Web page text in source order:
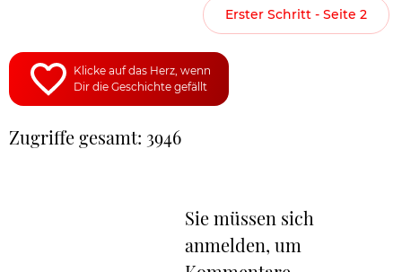
Erster Schritt - Seite 2
Klicke auf das Herz, wenn
Dir die Geschichte gefällt
Zugriffe gesamt: 3946
Sie müssen sich
anmelden, um